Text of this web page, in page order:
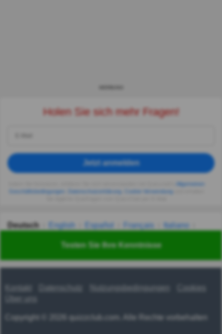
Testen Sie Ihre Kenntnisse
Holen Sie sich mehr Fragen!
Jetzt anmelden
Allgemeinen
Geschäftsbedingungen
Datenschutzerklärung Cookie-Verwendung
Deutsch English Español Français
Italiano
Українська हिन्दी 한국어 汉语
Kontakt Nutzungsbedingungen
Über uns
Copyright © 2026 quizzclub.com. Alle Rechte vorbehalten